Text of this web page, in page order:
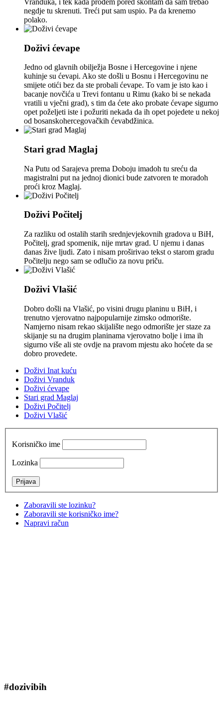
negdje tu skrenuti. Treći put sam uspio. Pa da krenemo
polako.
Doživi ćevape
Jedno od glavnih obilježja Bosne i Hercegovine i njene
kuhinje su ćevapi. Ako ste došli u Bosnu i Hercegovinu ne
smijete otići bez da ste probali ćevape. To vam je isto kao i
bacanje novčića u Trevi fontanu u Rimu (kako bi se nekada
vratili u vječni grad), s tim da ćete ako probate ćevape sigurno
opet poželjeti iste i požuriti nekada da ih opet pojedete u nekoj
od bosanskohercegovačkih ćevabdžinica.
Stari grad Maglaj
Na Putu od Sarajeva prema Doboju imadoh tu sreću da
magistralni put na jednoj dionici bude zatvoren te moradoh
proći kroz Maglaj.
Doživi Počitelj
Za razliku od ostalih starih srednjevjekovnih gradova u BiH,
Počitelj, grad spomenik, nije mrtav grad. U njemu i danas
danas žive ljudi. Zato i nisam proširivao tekst o starom gradu
Počitelju nego sam se odlučio za novu priču.
Doživi Vlašić
Dobro došli na Vlašić, po visini drugu planinu u BiH, i
trenutno vjerovatno najpopularnije zimsko odmorište.
Namjerno nisam rekao skijalište nego odmorište jer staze za
skijanje su na drugim planinama vjerovatno bolje i ima ih
sigurno više ali ste ovdje na pravom mjestu ako hoćete da se
dobro provedete.
Doživi Inat kuću
Doživi Vranduk
Doživi ćevape
Stari grad Maglaj
Doživi Počitelj
Doživi Vlašić
Korisničko ime
Lozinka
Zaboravili ste lozinku?
Zaboravili ste korisničko ime?
Napravi račun
#dozivibih